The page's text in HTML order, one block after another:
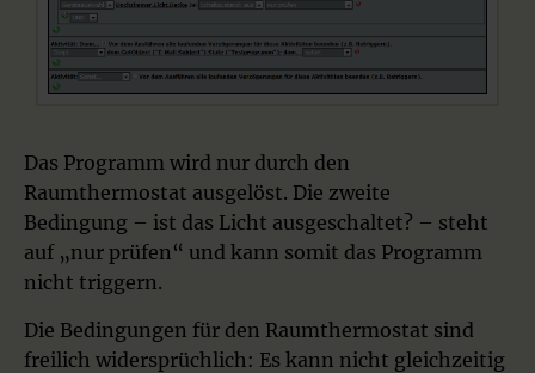
Das Programm wird nur durch den
Raumthermostat ausgelöst. Die zweite
Bedingung – ist das Licht ausgeschaltet? – steht
auf „nur prüfen“ und kann somit das Programm
nicht triggern.
Die Bedingungen für den Raumthermostat sind
freilich widersprüchlich: Es kann nicht gleichzeitig